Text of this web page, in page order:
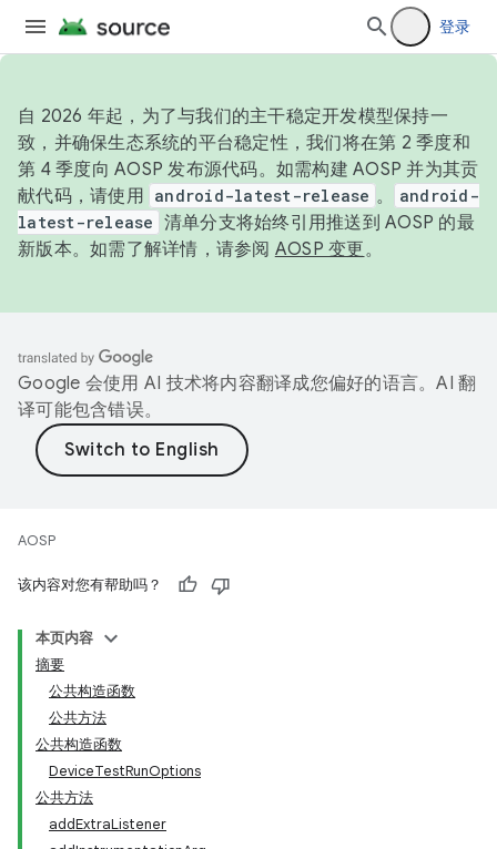
登录
自 2026 年起，为了与我们的主干稳定开发模型保持一
致，并确保生态系统的平台稳定性，我们将在第 2 季度和
第 4 季度向 AOSP 发布源代码。如需构建 AOSP 并为其贡
献代码，请使用 android-latest-release 。
android-
latest-release 清单分支将始终引用推送到 AOSP 的最
新版本。如需了解详情，请参阅 AOSP 变更。
Google 会使用 AI 技术将内容翻译成您偏好的语言。AI 翻
译可能包含错误。
AOSP
该内容对您有帮助吗？
本页内容
摘要
公共构造函数
公共方法
公共构造函数
DeviceTestRunOptions
公共方法
addExtraListener